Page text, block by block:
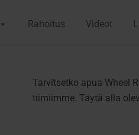
Rahoitus Videot
Tarvitsetko apua Wheel
tiimiimme. Täytä alla